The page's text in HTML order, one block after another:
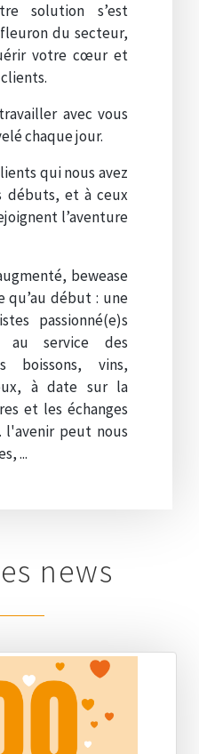
solution s’est
du secteur,
votre cœur et
avec vous
chaque jour.
qui nous avez
débuts, et à ceux
l’aventure
bewease
qu’au début : une
passionné(e)s
au service des
boissons, vins,
à date sur la
et les échanges
l'avenir peut nous
...
news